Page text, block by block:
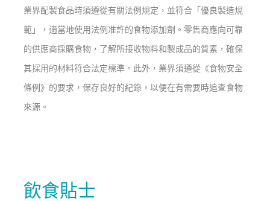
業界配製食品時須遵從有關法例規定，並符合「優良製造規
範」，適當地使用法例准許的食物添加劑。零售商應向可靠
的供應商採購食物，了解所接收物料和製成品的質素，確保
其採用的材料符合法定標準。此外，業界須遵從《食物安全
條例》的要求，保存良好的紀錄，以便在有需要時追查食物
來源。
飲食貼士